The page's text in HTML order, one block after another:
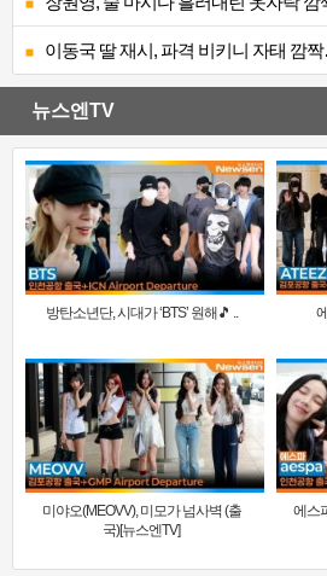
이동국 딸 재시, 파격 비키니 자태 깜
뉴스엔TV
방탄소년단, 시대가 ‘BTS’ 원해🎵 ..
미야오(MEOVV), 미모가 넘사벽 (출
국)[뉴스엔TV]
에스